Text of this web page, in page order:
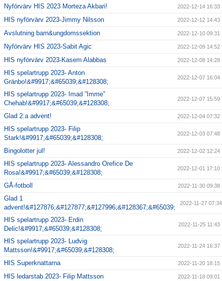
Nyförvärv HIS 2023 Morteza Akbari! 2022-12-14 16:33
HIS nyförvärv 2023-Jimmy Nilsson 2022-12-12 14:43
Avslutning barn&ungdomssektion 2022-12-10 09:31
Nyförvärv HIS 2023-Sabit Agic 2022-12-09 14:52
HIS nyförvärv 2023-Kasem Alabbas 2022-12-08 14:28
HIS spelartrupp 2023- Anton
Gränbo!&#9917;&#65039;&#128308;
2022-12-07 16:04
HIS spelartrupp 2023- Imad ”Imme”
Chehab!&#9917;&#65039;&#128308;
2022-12-07 15:59
Glad 2:a advent! 2022-12-04 07:32
HIS spelartrupp 2023- Filip
Stark!&#9917;&#65039;&#128308;
2022-12-03 07:48
Bingolotter jul! 2022-12-02 12:24
HIS spelartrupp 2023- Alessandro Orefice De
Rosa!&#9917;&#65039;&#128308;
2022-12-01 17:10
GÅ-fotboll 2022-11-30 09:38
Glad 1
advent!&#127876;&#127877;&#127996;&#128367;&#65039;
2022-11-27 07:34
HIS spelartrupp 2023- Erdin
Delic!&#9917;&#65039;&#128308;
2022-11-25 11:43
HIS spelartrupp 2023- Ludvig
Mattsson!&#9917;&#65039;&#128308;
2022-11-24 16:37
HIS Superknattarna 2022-11-20 18:15
HIS ledarstab 2023- Filip Mattsson 2022-11-18 09:01